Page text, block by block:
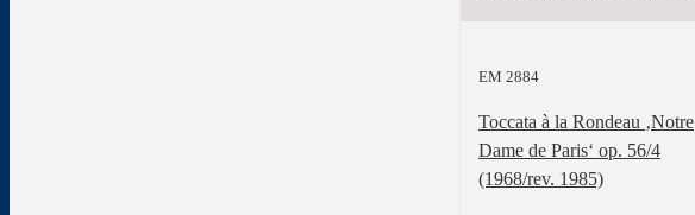
EM 2884
Toccata à la Rondeau ‚Notre
Dame de Paris‘ op. 56/4
(1968/rev. 1985)